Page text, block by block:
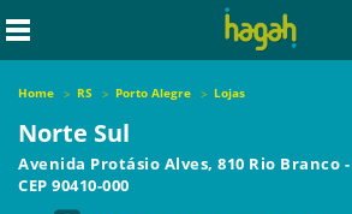
Home RS Porto Alegre Lojas
Norte Sul
Avenida Protásio Alves, 810 Rio Branco -
CEP 90410-000